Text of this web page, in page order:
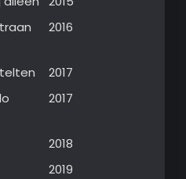
2016
2017
2017
2018
2019